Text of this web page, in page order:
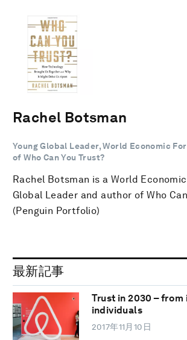
Rachel Botsman
Young Global Leader, World Economic
of Who Can You Trust?
Rachel Botsman is a World
Global Leader and author of Who
(Penguin Portfolio)
最新記事
Trust in 2030 –
individuals
2017年11月10日